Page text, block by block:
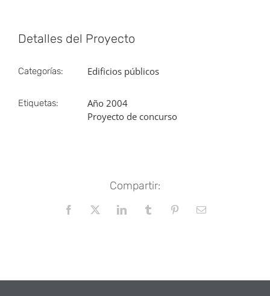
Detalles del Proyecto
Categorías: Edificios públicos
Etiquetas:
Año 2004
Proyecto de concurso
Compartir:
Facebook
X LinkedInTumblrPinterestCorreo